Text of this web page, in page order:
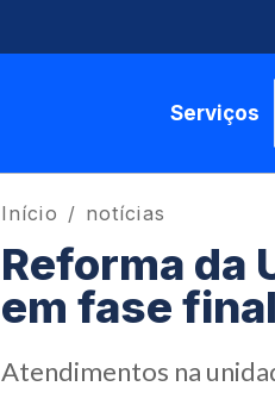
Serviços
Início notícias
Reforma da
em fase final
Atendimentos na